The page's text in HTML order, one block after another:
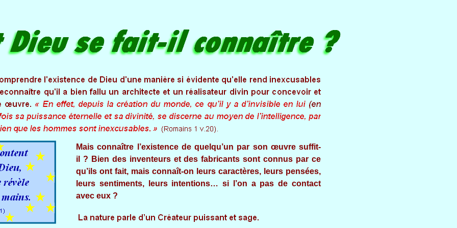
Mais connaître l’existence de quelqu’un par son œuvre suffit-
il ? Bien des inventeurs et des fabricants sont connus par ce
qu’ils ont fait, mais connaît-on leurs caractères, leurs pensées,
leurs sentiments, leurs intentions… si l’on a pas de contact
avec eux ?